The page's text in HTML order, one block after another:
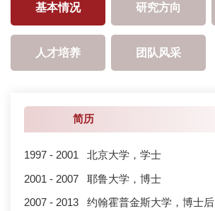
基本情况 研究方向
人才培养 团队风采
简历
1997 - 2001 北京大学，学士
2001 - 2007 耶鲁大学，博士
2007 - 2013 约翰霍普金斯大学，博士后